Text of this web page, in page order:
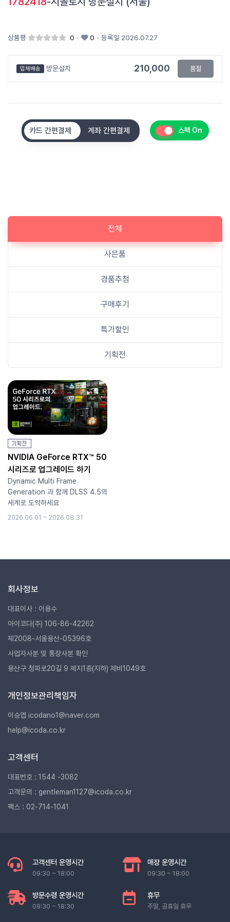
상품평 0 · 0 · 등록일 2026.07.27
업체배송 방문설치 210,000 품절
카드 간편결제 계좌 간편결제 스팩 On
전체
사은품
경품추첨
구매후기
특가할인
기획전
NVIDIA GeForce RTX™ 50
시리즈로 업그레이드 하기
Dynamic Multi Frame
Generation 과 함께 DLSS 4.5의
세계로 도약하세요
2026.06.01 ~ 2026.08.31
회사정보
대표이사 : 이용수
아이코다(주) 106-86-42262
제2008-서울용산-05396호
사업자사본 및 통장사본 확인
용산구 청파로20길 9 제지1층(지하) 제비1049호
개인정보관리책임자
이승엽 icodano1@naver.com
help@icoda.co.kr
고객센터
대표번호 : 1544 -3082
고객문의 : gentleman1127@icoda.co.kr
팩스 : 02-714-1041
고객센터 운영시간
09:30 ~ 18:00
매장 운영시간
09:30 ~ 18:00
방문수령 운영시간
09:30 ~ 18:30
휴무
주말, 공휴일 휴무